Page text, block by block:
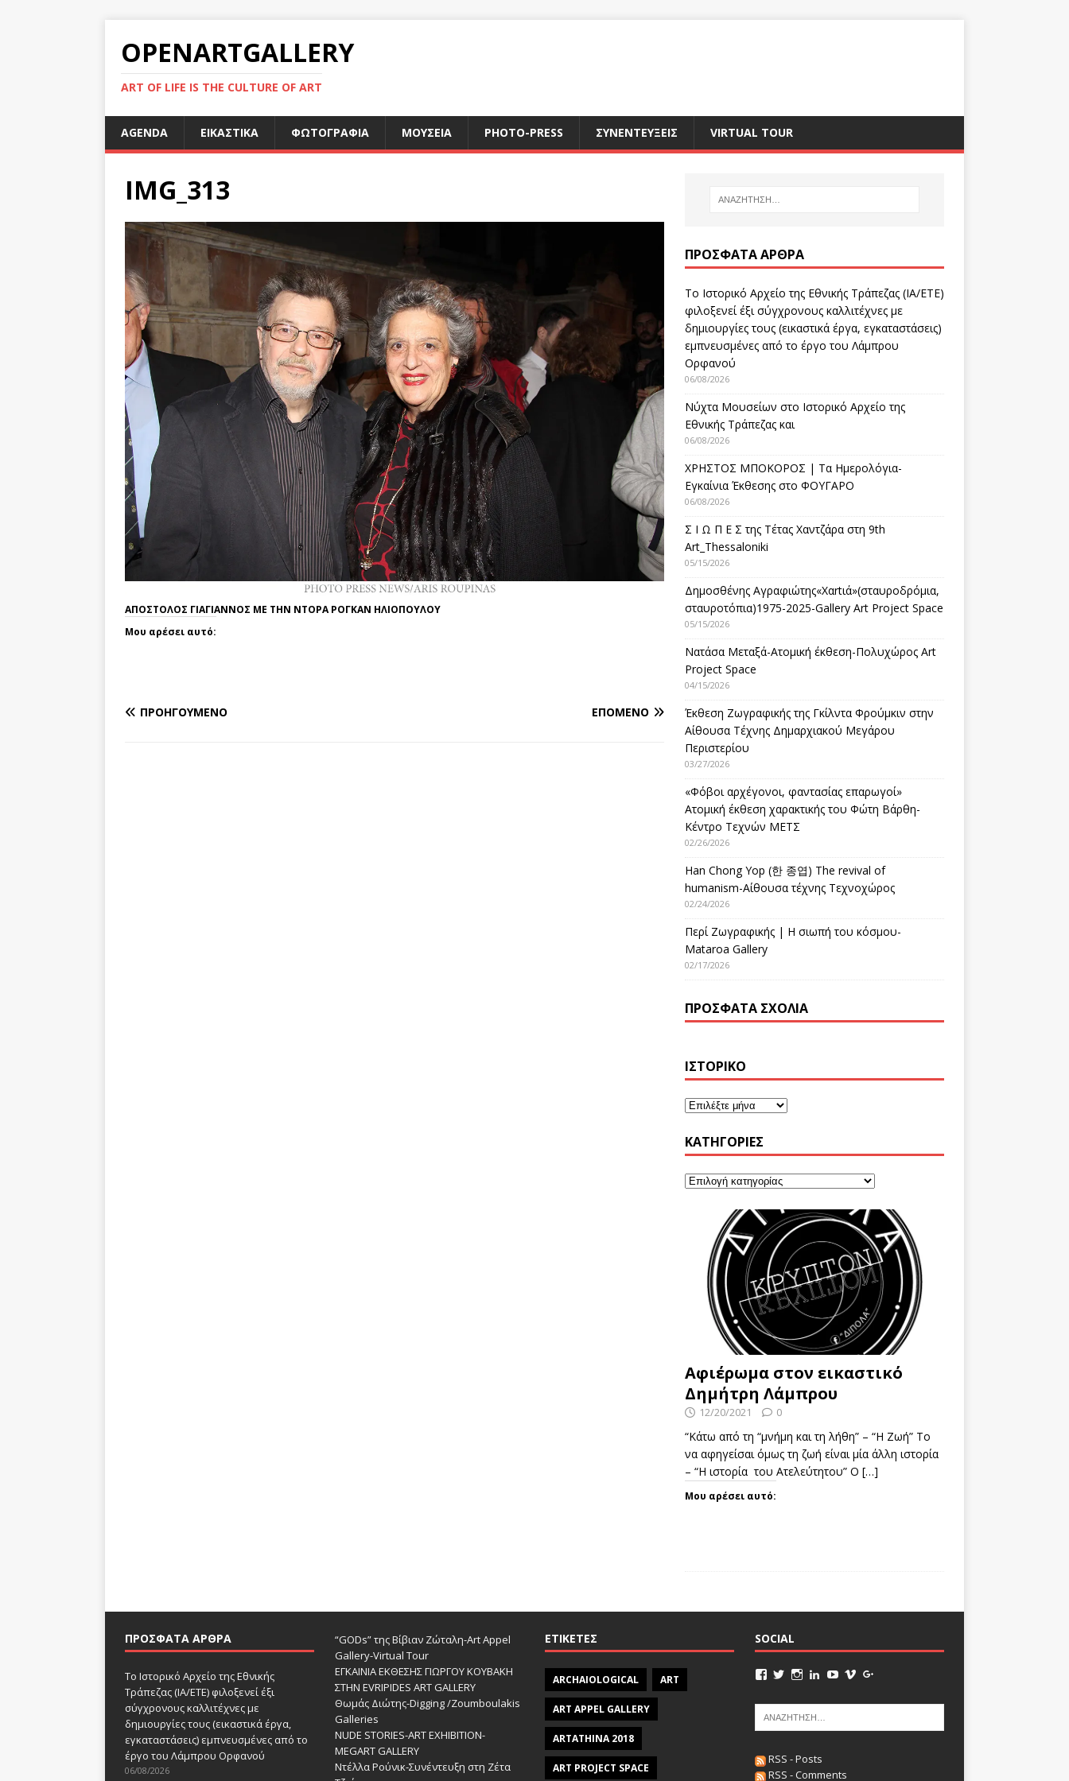
OPENARTGALLERY
ART OF LIFE IS THE CULTURE OF ART
AGENDA ΕΙΚΑΣΤΙΚΑ ΦΩΤΟΓΡΑΦΙΑ ΜΟΥΣΕΙΑ PHOTO-PRESS ΣΥΝΕΝΤΕΥΞΕΙΣ VIRTUAL TOUR
IMG_313
ΑΠΟΣΤΟΛΟΣ ΓΙΑΓΙΑΝΝΟΣ ΜΕ ΤΗΝ ΝΤΟΡΑ ΡΟΓΚΑΝ ΗΛΙΟΠΟΥΛΟΥ
Μου αρέσει αυτό:
ΠΡΟΗΓΟΎΜΕΝΟ ΕΠΌΜΕΝΟ
ΠΡΌΣΦΑΤΑ ΆΡΘΡΑ
Το Ιστορικό Αρχείο της Εθνικής Τράπεζας (ΙΑ/ΕΤΕ)
φιλοξενεί έξι σύγχρονους καλλιτέχνες με
δημιουργίες τους (εικαστικά έργα, εγκαταστάσεις)
εμπνευσμένες από το έργο του Λάμπρου
Ορφανού
06/08/2026
Νύχτα Μουσείων στο Ιστορικό Αρχείο της
Εθνικής Τράπεζας και
06/08/2026
ΧΡΗΣΤΟΣ ΜΠΟΚΟΡΟΣ | Τα Ημερολόγια-
Εγκαίνια Έκθεσης στο ΦΟΥΓΑΡΟ
06/08/2026
Σ Ι Ω Π Ε Σ της Τέτας Χαντζάρα στη 9th
Art_Thessaloniki
05/15/2026
Δημοσθένης Αγραφιώτης«Xαrtιά»(σταυροδρόμια,
σταυροτόπια)1975-2025-Gallery Art Project Space
05/15/2026
Νατάσα Μεταξά-Ατομική έκθεση-Πολυχώρος Art
Project Space
04/15/2026
Έκθεση Ζωγραφικής της Γκίλντα Φρούμκιν στην
Αίθουσα Τέχνης Δημαρχιακού Μεγάρου
Περιστερίου
03/27/2026
«Φόβοι αρχέγονοι, φαντασίας επαρωγοί»
Ατομική έκθεση χαρακτικής του Φώτη Βάρθη-
Κέντρο Τεχνών ΜΕΤΣ
02/26/2026
Han Chong Yop (한 종엽) The revival of
humanism-Αίθουσα τέχνης Τεχνοχώρος
02/24/2026
Περί Ζωγραφικής | Η σιωπή του κόσμου-
Mataroa Gallery
02/17/2026
ΠΡΌΣΦΑΤΑ ΣΧΌΛΙΑ
ΙΣΤΟΡΙΚΌ
KΑΤΗΓΟΡΊΕΣ
Αφιέρωμα στον εικαστικό
Δημήτρη Λάμπρου
12/20/2021 0
“Κάτω από τη “μνήμη και τη λήθη” – “Η Ζωή” Το
να αφηγείσαι όμως τη ζωή είναι μία άλλη ιστορία
– “Η ιστορία του Ατελεύτητου” Ο […]
Μου αρέσει αυτό:
ΠΡΌΣΦΑΤΑ ΆΡΘΡΑ
Το Ιστορικό Αρχείο της Εθνικής
Τράπεζας (ΙΑ/ΕΤΕ) φιλοξενεί έξι
σύγχρονους καλλιτέχνες με
δημιουργίες τους (εικαστικά έργα,
εγκαταστάσεις) εμπνευσμένες από το
έργο του Λάμπρου Ορφανού
06/08/2026
“GODs” της Βίβιαν Ζώταλη-Art Appel
Gallery-Virtual Tour
ΕΓΚΑΙΝΙΑ ΕΚΘΕΣΗΣ ΓΙΩΡΓΟΥ ΚΟΥΒΑΚΗ
ΣΤΗΝ EVRIPIDES ART GALLERY
Θωμάς Διώτης-Digging /Zoumboulakis
Galleries
NUDE STORIES-ΑRT EXHIBITION-
MEGART GALLERY
Ντέλλα Ρούνικ-Συνέντευξη στη Ζέτα
ΕΤΙΚΈΤΕΣ
ARCHAIOLOGICAL ART
ART APPEL GALLERY
ARTATHINA 2018
ART PROJECT SPACE
SOCIAL
RSS - Posts
RSS - Comments